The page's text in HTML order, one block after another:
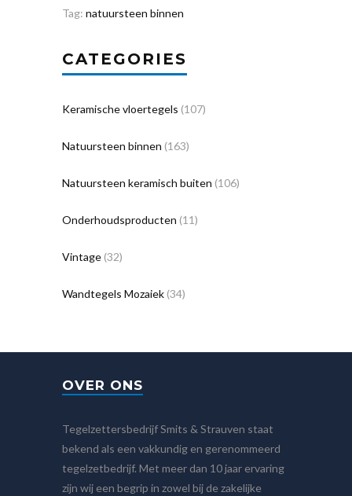
Tag: natuursteen binnen
CATEGORIES
Keramische vloertegels (107)
Natuursteen binnen (163)
Natuursteen keramisch buiten (106)
Onderhoudsproducten (11)
Vintage (32)
Wandtegels Mozaiek (34)
OVER ONS
Tegelzettersbedrijf Smits & Strauven staat
bekend als een vakkundig en gerenommeerd
tegelzetbedrijf. Met meer dan 10 jaar ervaring
zijn wij een begrip in zowel bij de zakelijke